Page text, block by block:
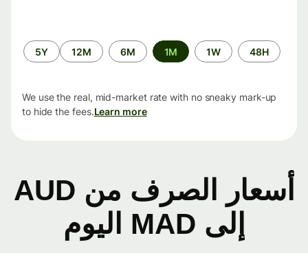
الفترة
الزمنية
48H
1W
1M
6M
12M
5Y
We use the real, mid-market rate with no sneaky mark-up
to hide the fees.Learn more
أسعار الصرف من AUD
إلى MAD اليوم